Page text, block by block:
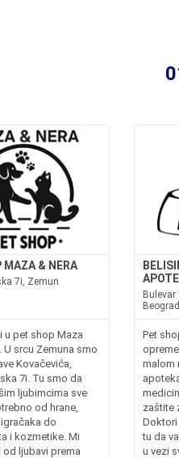
MAZA & NERA
7i, Zemun
u pet shop Maza
U srcu Zemuna smo
Kovačevića,
7i. Tu smo da
ljubimcima sve
od hrane,
do
i kozmetike. Mi
od ljubavi prema
Beograd
Pet
malom
zaštite
Doktori
tu da
u vezi